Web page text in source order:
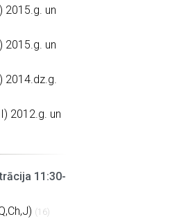
2015.g. un
2015.g. un
2014.dz.g.
2012.g. un
11:30-
(16)